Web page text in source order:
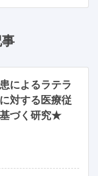
によるラテラ
対する医療従
づく研究★